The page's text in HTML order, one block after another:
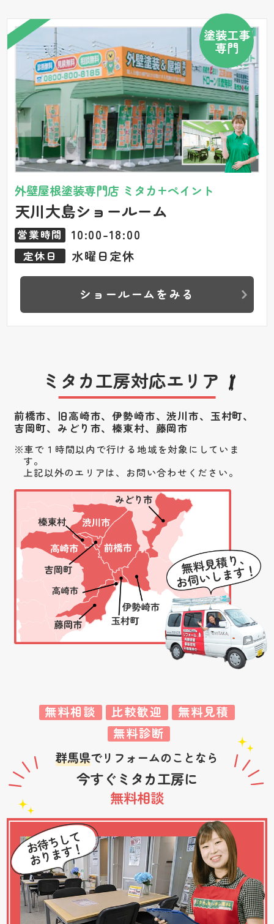
外壁屋根塗装専門店 ミタカ+ペイント
天川大島ショールーム
塗装工事
専門
営業時間 10:00-18:00
定休日 水曜日定休
ショールームをみる
ミタカ工房対応エリア
前橋市、旧高崎市、伊勢崎市、渋川市、 玉村町、
吉岡町、みどり市、榛東村、藤岡市
車で１時間以内で行ける地域を対象にしていま
す。
上記以外のエリアは、お問い合わせください。
無料相談 比較歓迎
無料見積
無料診断
群馬県でリフォームのことなら
今すぐミタカ工房に
無料相談